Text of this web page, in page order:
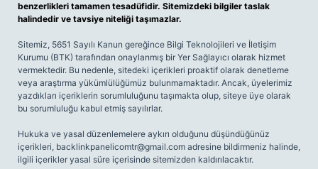
benzerlikleri tamamen tesadüfidir. Sitemizdeki bilgiler taslak
halindedir ve tavsiye niteliği taşımazlar.
Sitemiz, 5651 Sayılı Kanun gereğince Bilgi Teknolojileri ve İletişim
Kurumu (BTK) tarafından onaylanmış bir Yer Sağlayıcı olarak hizmet
vermektedir. Bu nedenle, sitedeki içerikleri proaktif olarak denetleme
veya araştırma yükümlülüğümüz bulunmamaktadır. Ancak, üyelerimiz
yazdıkları içeriklerin sorumluluğunu taşımakta olup, siteye üye olarak
bu sorumluluğu kabul etmiş sayılırlar.
Hukuka ve yasal düzenlemelere aykırı olduğunu düşündüğünüz
içerikleri, backlinkpanelicomtr@gmail.com adresine bildirmeniz halinde,
ilgili içerikler yasal süre içerisinde sitemizden kaldırılacaktır.